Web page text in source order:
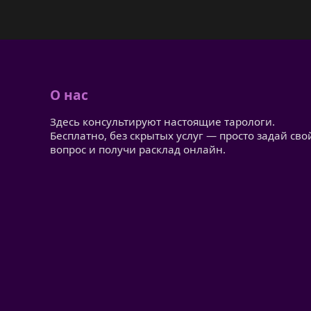
О нас
Здесь консультируют настоящие тарологи.
Бесплатно, без скрытых услуг — просто задай
вопрос и получи расклад онлайн.